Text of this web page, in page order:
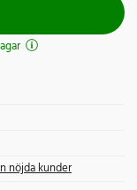
nöjda kunder